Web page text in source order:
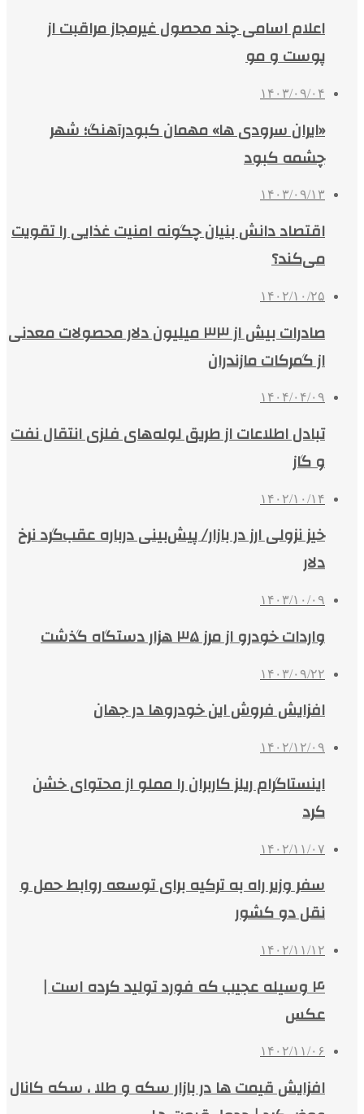
اعلام اسامی چند محصول غیرمجاز مراقبت از
پوست و مو
۱۴۰۳/۰۹/۰۴
«ایران سرودی ‌ها» مهمان کبودرآهنگ؛ شهر
چشمه‌ کبود
۱۴۰۳/۰۹/۱۳
اقتصاد دانش بنیان چگونه امنیت غذایی را تقویت
می‌کند؟
۱۴۰۲/۱۰/۲۵
صادرات بیش از ۳۳ میلیون دلار محصولات معدنی
از گمرکات مازندران
۱۴۰۴/۰۴/۰۹
تبادل اطلاعات از طریق لوله‌های فلزی انتقال نفت
و گاز
۱۴۰۲/۱۰/۱۴
خیز نزولی ارز در بازار/ پیش‌بینی درباره عقب‌گرد نرخ
دلار
۱۴۰۳/۱۰/۰۹
واردات خودرو از مرز ۳۵ هزار دستگاه گذشت
۱۴۰۳/۰۹/۲۲
افزایش فروش این خودروها در جهان
۱۴۰۲/۱۲/۰۹
اینستاگرام ریلز کاربران را مملو از محتوای خشن
کرد
۱۴۰۲/۱۱/۰۷
سفر وزیر راه به ترکیه برای توسعه روابط حمل و
نقل دو کشور
۱۴۰۲/۱۱/۱۲
۴ وسیله عجیب که فورد تولید کرده است |
عکس
۱۴۰۲/۱۱/۰۶
افزایش قیمت ها در بازار سکه و طلا ، سکه کانال